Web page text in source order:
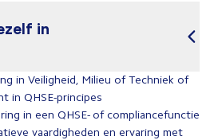
in
in Veiligheid, Milieu of Techniek of
in QHSE-principes
in een QHSE- of compliancefunctie
vaardigheden en ervaring met